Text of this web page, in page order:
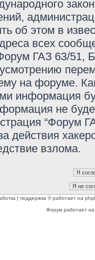
об этом в
всех
ГАЗ 63/51,
на форуме.
информация
не
“Форум
действия
взлома.
| поддержка © работает на
Форум работает